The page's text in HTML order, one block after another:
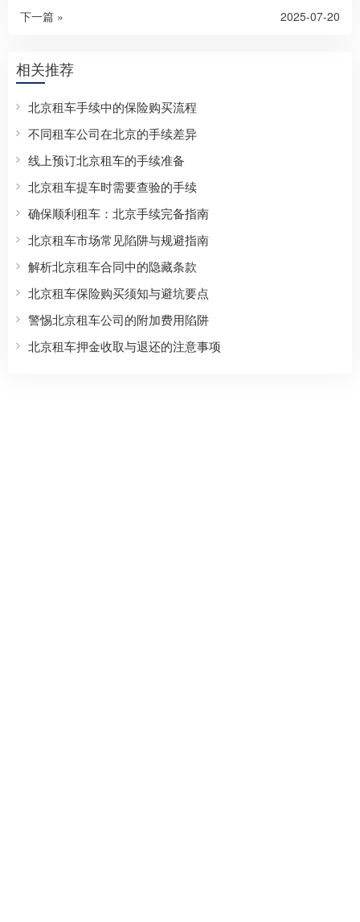
下一篇 » 2025-07-20
相关推荐
北京租车手续中的保险购买流程
不同租车公司在北京的手续差异
线上预订北京租车的手续准备
北京租车提车时需要查验的手续
确保顺利租车：北京手续完备指南
北京租车市场常见陷阱与规避指南
解析北京租车合同中的隐藏条款
北京租车保险购买须知与避坑要点
警惕北京租车公司的附加费用陷阱
北京租车押金收取与退还的注意事项